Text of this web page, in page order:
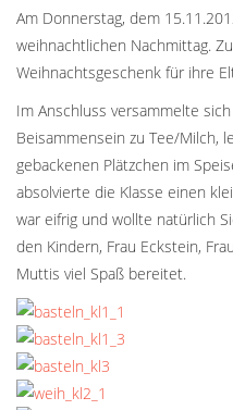
Am Donnerstag, dem
weihnachtlichen Nachmittag.
Weihnachtsgeschenk für ihre
Im Anschluss versammelte
Beisammensein zu Tee/Milch,
gebackenen Plätzchen im
absolvierte die Klasse einen
war eifrig und wollte natürlich
den Kindern, Frau Eckstein,
Muttis viel Spaß bereitet.